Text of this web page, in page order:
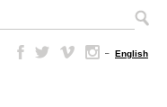
– English